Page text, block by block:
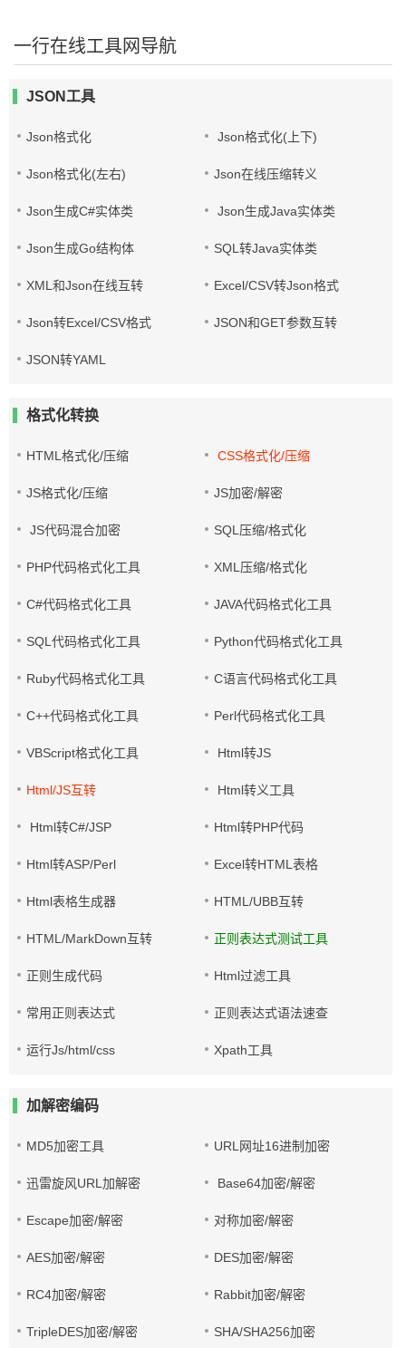
一行在线工具网导航
JSON工具
Json格式化 Json格式化(上下)
Json格式化(左右) Json在线压缩转义
Json生成C#实体类 Json生成Java实体类
Json生成Go结构体 SQL转Java实体类
XML和Json在线互转 Excel/CSV转Json格式
Json转Excel/CSV格式 JSON和GET参数互转
JSON转YAML
格式化转换
HTML格式化/压缩 CSS格式化/压缩
JS格式化/压缩 JS加密/解密
JS代码混合加密 SQL压缩/格式化
PHP代码格式化工具 XML压缩/格式化
C#代码格式化工具 JAVA代码格式化工具
SQL代码格式化工具 Python代码格式化工具
Ruby代码格式化工具 C语言代码格式化工具
C++代码格式化工具 Perl代码格式化工具
VBScript格式化工具 Html转JS
Html/JS互转 Html转义工具
Html转C#/JSP Html转PHP代码
Html转ASP/Perl Excel转HTML表格
Html表格生成器 HTML/UBB互转
HTML/MarkDown互转 正则表达式测试工具
正则生成代码 Html过滤工具
常用正则表达式 正则表达式语法速查
运行Js/html/css Xpath工具
加解密编码
MD5加密工具 URL网址16进制加密
迅雷旋风URL加解密 Base64加密/解密
Escape加密/解密 对称加密/解密
AES加密/解密 DES加密/解密
RC4加密/解密 Rabbit加密/解密
TripleDES加密/解密 SHA/SHA256加密